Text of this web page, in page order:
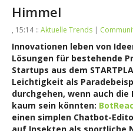
Himmel
, 15:14 :: Aktuelle Trends |
Innovationen leben von
Lösungen für bestehende
Startups aus dem
Leichtigkeit als
durchgehen, wenn auch
kaum sein könnten:
einen simplen Chatbot-
auf Insekten als sportliche